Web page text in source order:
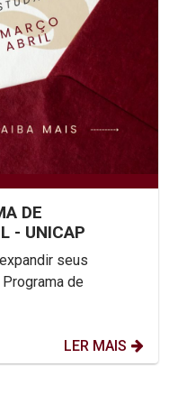
DE
- UNICAP
LER MAIS